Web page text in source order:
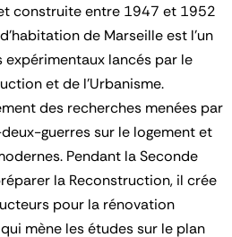
construite entre 1947 et 1952
de Marseille est l’un
lancés par le
et de l’Urbanisme.
des recherches menées par
guerres sur le logement et
Pendant la Seconde
la Reconstruction, il crée
pour la rénovation
mène les études sur le plan